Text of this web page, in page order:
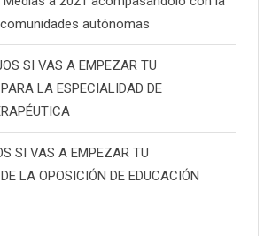
autónomas
SI VAS A EMPEZAR TU
LA ESPECIALIDAD DE
SI VAS A EMPEZAR TU
LA OPOSICIÓN DE EDUCACIÓN